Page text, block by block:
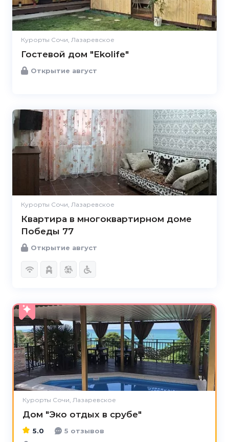
Курорты Сочи, Лазаревское
Гостевой дом "Ekolife"
Открытие август
Курорты Сочи, Лазаревское
Квартира в многоквартирном доме
Победы 77
Открытие август
Курорты Сочи, Лазаревское
Дом "Эко отдых в срубе"
5.0
5.0
5 отзывов